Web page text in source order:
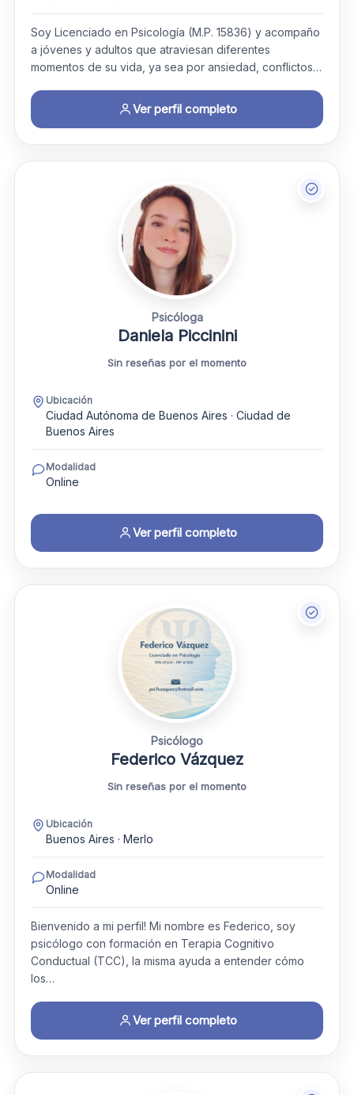
Soy Licenciado en Psicología (M.P. 15836) y acompaño
a jóvenes y adultos que atraviesan diferentes
momentos de su vida, ya sea por ansiedad, conflictos…
Ver perfil completo
Psicóloga
Daniela Piccinini
Sin reseñas por el momento
Ubicación
Ciudad Autónoma de Buenos Aires · Ciudad de
Buenos Aires
Modalidad
Online
Ver perfil completo
Psicólogo
Federico Vázquez
Sin reseñas por el momento
Ubicación
Buenos Aires · Merlo
Modalidad
Online
Bienvenido a mi perfil! Mi nombre es Federico, soy
psicólogo con formación en Terapia Cognitivo
Conductual (TCC), la misma ayuda a entender cómo
los…
Ver perfil completo